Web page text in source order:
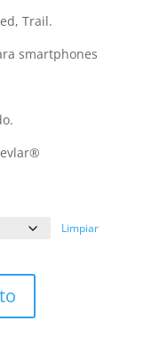
Trail.
smartphones
Limpiar